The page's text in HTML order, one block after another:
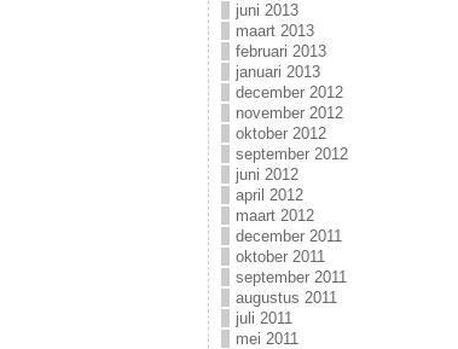
juni 2013
maart 2013
februari 2013
januari 2013
december 2012
november 2012
oktober 2012
september 2012
juni 2012
april 2012
maart 2012
december 2011
oktober 2011
september 2011
augustus 2011
juli 2011
mei 2011